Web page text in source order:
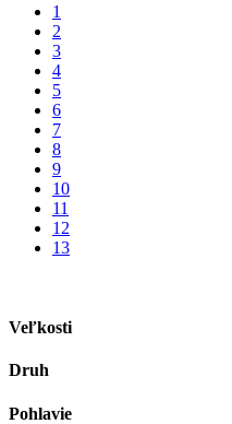
1
2
3
4
5
6
7
8
9
10
11
12
13
Veľkosti
Druh
Pohlavie